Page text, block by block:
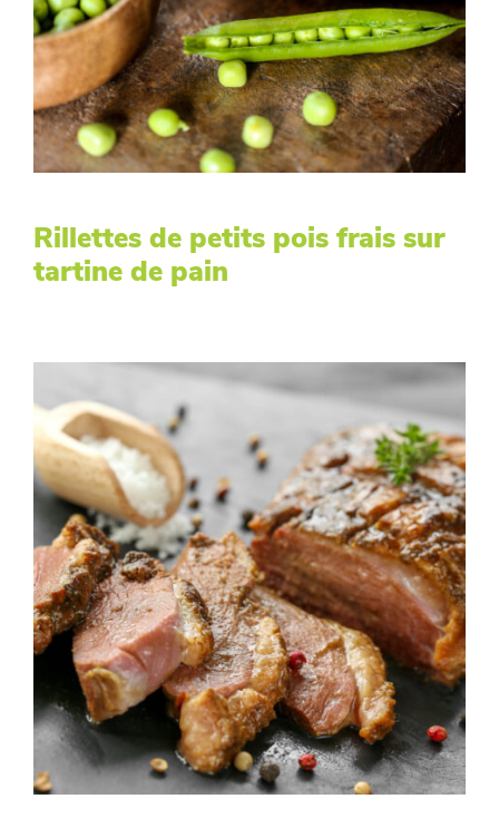
Rillettes de petits pois frais sur
tartine de pain